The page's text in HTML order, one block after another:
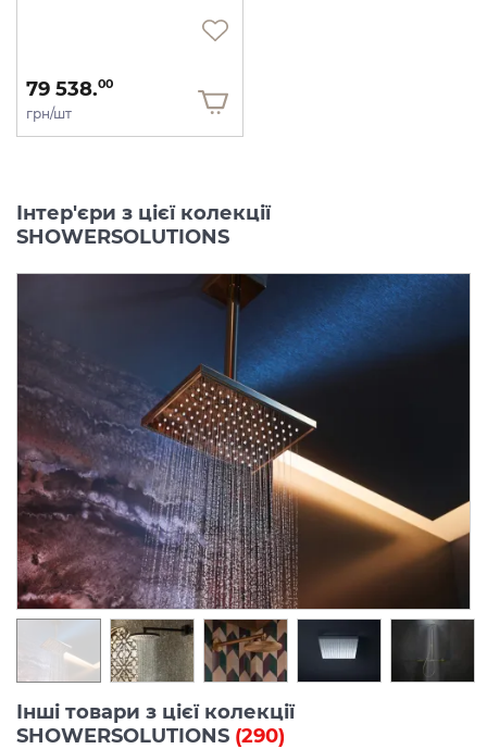
79 538.00
грн/шт
Інтер'єри з цієї колекції
SHOWERSOLUTIONS
Інші товари з цієї колекції
SHOWERSOLUTIONS (290)